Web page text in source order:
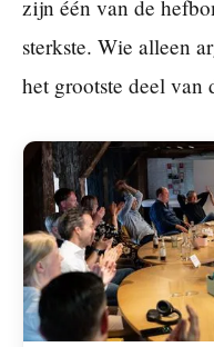
zijn één van de
sterkste. Wie alleen
het grootste deel van